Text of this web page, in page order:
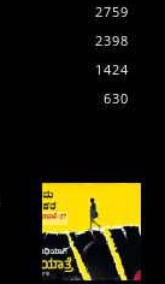
2759
2398
1424
630